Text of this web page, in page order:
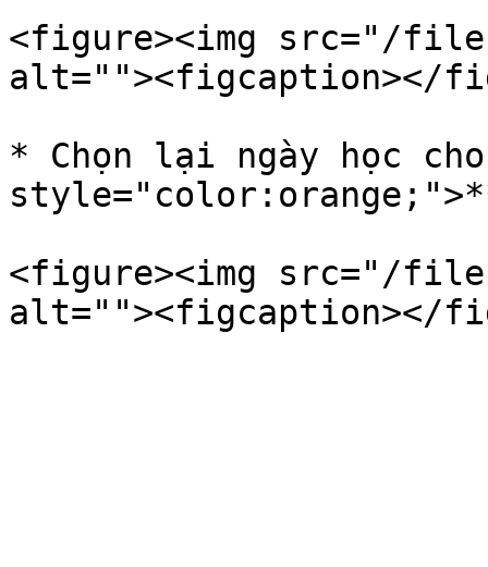
<figure><img src="/
alt=""><figcaption></
* Chọn lại ngày học
<figure><img src="/files/